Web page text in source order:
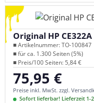
Original HP
■ Artikelnummer: TO-100847
■ für ca. 1.300 Seiten (5%)
■ Preis/100 Seiten: 5,84 €
Regulärer Preis:
75,95 €
Preise inkl. MwSt. zzgl.
Sofort lieferbar! Lieferzeit 1-